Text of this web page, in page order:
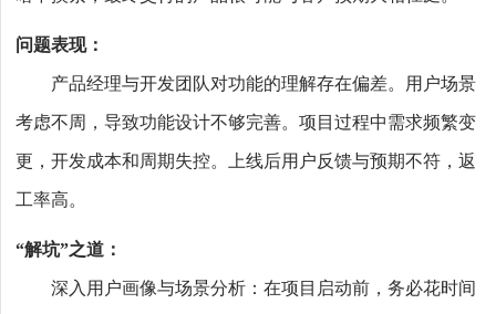
问题表现：
产品经理与开发团队对功能的理解存在偏差。用户场景
考虑不周，导致功能设计不够完善。项目过程中需求频繁变
更，开发成本和周期失控。上线后用户反馈与预期不符，返
工率高。
“解坑”之道：
深入用户画像与场景分析：在项目启动前，务必花时间